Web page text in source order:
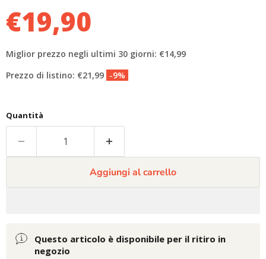
€19,90
Miglior prezzo negli ultimi 30 giorni: €14,99
Prezzo di listino: €21,99 -9%
Quantità
Aggiungi al carrello
Questo articolo è disponibile per il ritiro in
negozio